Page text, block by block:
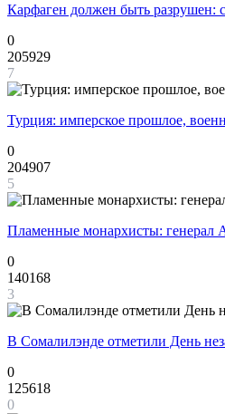
Карфаген должен быть разрушен:
0
205929
7
Турция: имперское прошлое,
0
204907
5
Пламенные монархисты: генерал
0
140168
3
В Сомалилэнде отметили День
0
125618
0